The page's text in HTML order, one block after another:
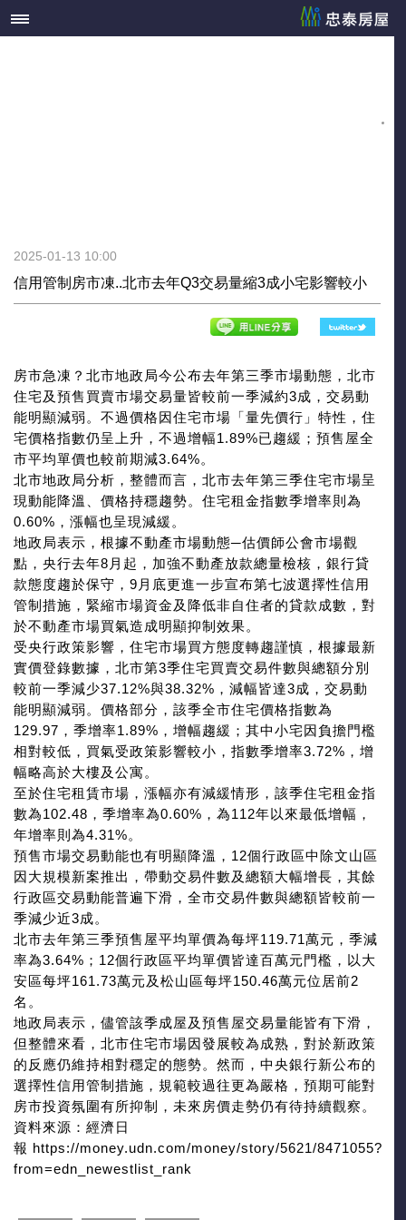
信用管制房市凍..北市去年Q3交易量縮3成小宅影響較小
2025-01-13 10:00
房市急凍？北市地政局今公布去年第三季市場動態，北市
住宅及預售買賣市場交易量皆較前一季減約3成，交易動
能明顯減弱。不過價格因住宅市場「量先價行」特性，住
宅價格指數仍呈上升，不過增幅1.89%已趨緩；預售屋全
市平均單價也較前期減3.64%。
北市地政局分析，整體而言，北市去年第三季住宅市場呈
現動能降溫、價格持穩趨勢。住宅租金指數季增率則為
0.60%，漲幅也呈現減緩。
地政局表示，根據不動產市場動態─估價師公會市場觀
點，央行去年8月起，加強不動產放款總量檢核，銀行貸
款態度趨於保守，9月底更進一步宣布第七波選擇性信用
管制措施，緊縮市場資金及降低非自住者的貸款成數，對
於不動產市場買氣造成明顯抑制效果。
受央行政策影響，住宅市場買方態度轉趨謹慎，根據最新
實價登錄數據，北市第3季住宅買賣交易件數與總額分別
較前一季減少37.12%與38.32%，減幅皆達3成，交易動
能明顯減弱。價格部分，該季全市住宅價格指數為
129.97，季增率1.89%，增幅趨緩；其中小宅因負擔門檻
相對較低，買氣受政策影響較小，指數季增率3.72%，增
幅略高於大樓及公寓。
至於住宅租賃市場，漲幅亦有減緩情形，該季住宅租金指
數為102.48，季增率為0.60%，為112年以來最低增幅，
年增率則為4.31%。
預售市場交易動能也有明顯降溫，12個行政區中除文山區
因大規模新案推出，帶動交易件數及總額大幅增長，其餘
行政區交易動能普遍下滑，全市交易件數與總額皆較前一
季減少近3成。
北市去年第三季預售屋平均單價為每坪119.71萬元，季減
率為3.64%；12個行政區平均單價皆達百萬元門檻，以大
安區每坪161.73萬元及松山區每坪150.46萬元位居前2
名。
地政局表示，儘管該季成屋及預售屋交易量能皆有下滑，
但整體來看，北市住宅市場因發展較為成熟，對於新政策
的反應仍維持相對穩定的態勢。然而，中央銀行新公布的
選擇性信用管制措施，規範較過往更為嚴格，預期可能對
房市投資氛圍有所抑制，未來房價走勢仍有待持續觀察。
資料來源：經濟日
報 https://money.udn.com/money/story/5621/8471055?
from=edn_newestlist_rank